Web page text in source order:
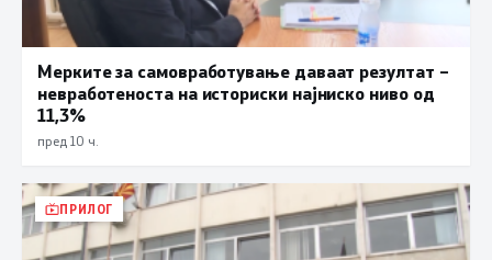
Мерките за самовработување даваат резултат –
невработеноста на историски најниско ниво од
11,3%
пред 10 ч.
ПРИЛОГ